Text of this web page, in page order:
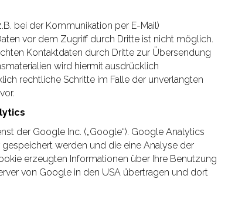
bei der Kommunikation per E-Mail)
vor dem Zugriff durch Dritte ist nicht möglich.
Kontaktdaten durch Dritte zur Übersendung
wird hiermit ausdrücklich
rechtliche Schritte im Falle der unverlangten
der Google Inc. („Google“). Google Analytics
gespeichert werden und die eine Analyse der
erzeugten Informationen über Ihre Benutzung
von Google in den USA übertragen und dort